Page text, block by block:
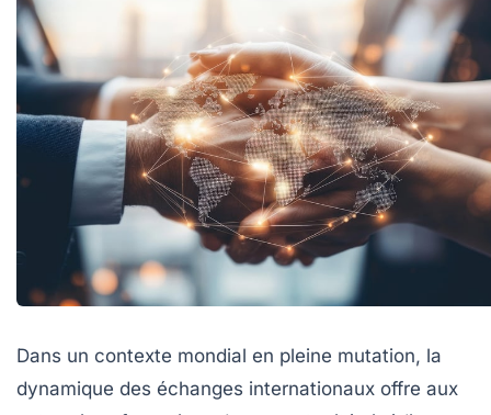
Dans un contexte mondial en pleine mutation, la
dynamique des échanges internationaux offre aux